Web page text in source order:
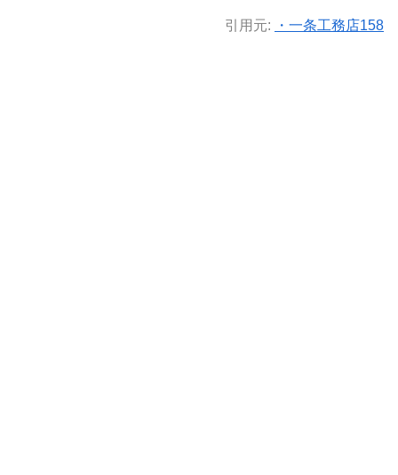
引用元: ・一条工務店158